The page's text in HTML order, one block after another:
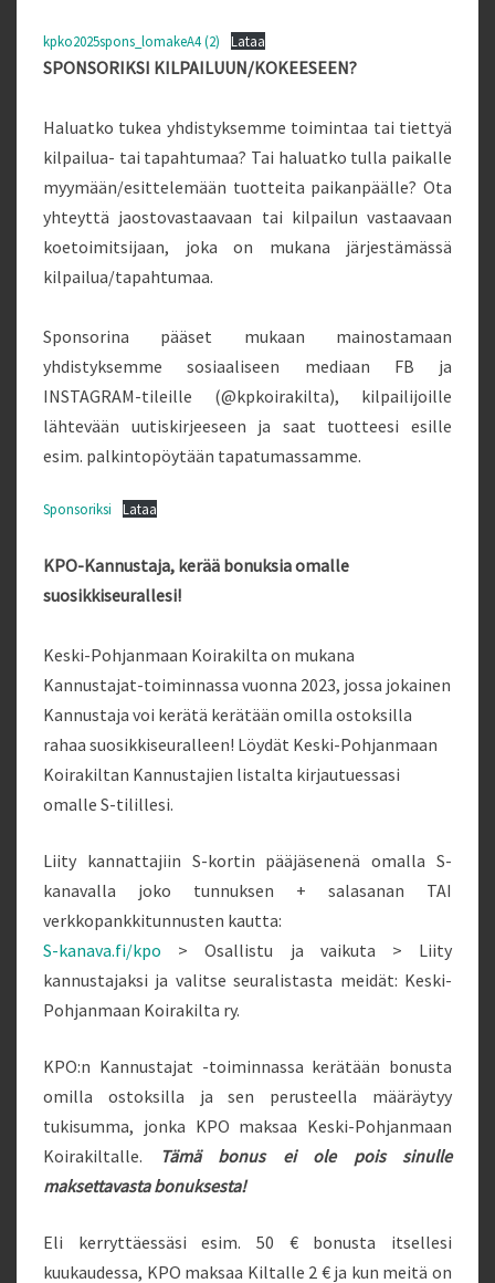
kpko2025spons_lomakeA4 (2) Lataa
SPONSORIKSI KILPAILUUN/KOKEESEEN?
Haluatko tukea yhdistyksemme toimintaa tai tiettyä
kilpailua- tai tapahtumaa? Tai haluatko tulla paikalle
myymään/esittelemään tuotteita paikanpäälle? Ota
yhteyttä jaostovastaavaan tai kilpailun vastaavaan
koetoimitsijaan, joka on mukana järjestämässä
kilpailua/tapahtumaa.
Sponsorina pääset mukaan mainostamaan
yhdistyksemme sosiaaliseen mediaan FB ja
INSTAGRAM-tileille (@kpkoirakilta), kilpailijoille
lähtevään uutiskirjeeseen ja saat tuotteesi esille
esim. palkintopöytään tapatumassamme.
Sponsoriksi Lataa
KPO-Kannustaja, kerää bonuksia omalle
suosikkiseurallesi!
Keski-Pohjanmaan Koirakilta on mukana
Kannustajat-toiminnassa vuonna 2023, jossa jokainen
Kannustaja voi kerätä kerätään omilla ostoksilla
rahaa suosikkiseuralleen! Löydät Keski-Pohjanmaan
Koirakiltan Kannustajien listalta kirjautuessasi
omalle S-tilillesi.
Liity kannattajiin S-kortin pääjäsenenä omalla S-
kanavalla joko tunnuksen + salasanan TAI
verkkopankkitunnusten kautta:
S-kanava.fi/kpo > Osallistu ja vaikuta > Liity
kannustajaksi ja valitse seuralistasta meidät: Keski-
Pohjanmaan Koirakilta ry.
KPO:n Kannustajat -toiminnassa kerätään bonusta
omilla ostoksilla ja sen perusteella määräytyy
tukisumma, jonka KPO maksaa Keski-Pohjanmaan
Koirakiltalle.
Tämä bonus ei ole pois sinulle
maksettavasta bonuksesta!
Eli kerryttäessäsi esim. 50 € bonusta itsellesi
kuukaudessa, KPO maksaa Kiltalle 2 € ja kun meitä on